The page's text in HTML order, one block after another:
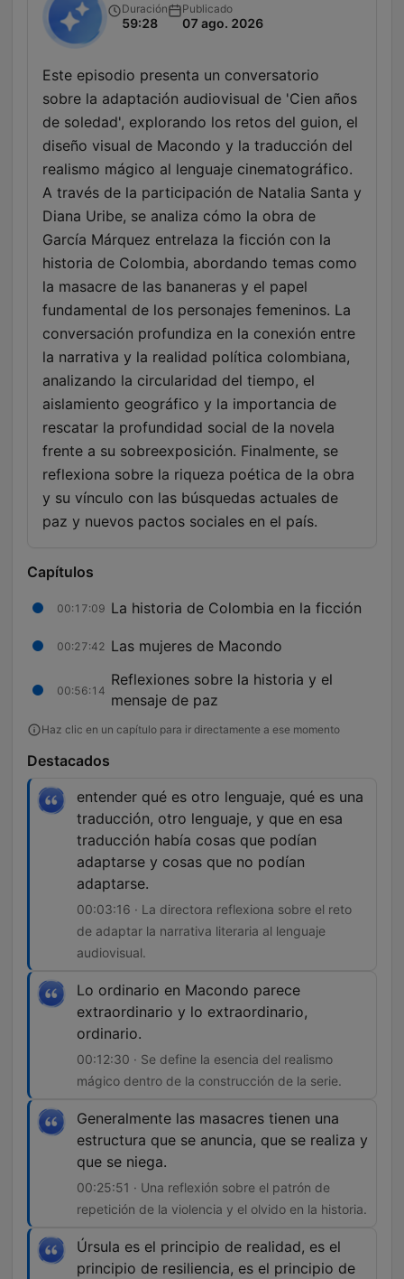
Duración
59:28
Publicado
07 ago. 2026
Este episodio presenta un conversatorio
sobre la adaptación audiovisual de 'Cien años
de soledad', explorando los retos del guion, el
diseño visual de Macondo y la traducción del
realismo mágico al lenguaje cinematográfico.
A través de la participación de Natalia Santa y
Diana Uribe, se analiza cómo la obra de
García Márquez entrelaza la ficción con la
historia de Colombia, abordando temas como
la masacre de las bananeras y el papel
fundamental de los personajes femeninos. La
conversación profundiza en la conexión entre
la narrativa y la realidad política colombiana,
analizando la circularidad del tiempo, el
aislamiento geográfico y la importancia de
rescatar la profundidad social de la novela
frente a su sobreexposición. Finalmente, se
reflexiona sobre la riqueza poética de la obra
y su vínculo con las búsquedas actuales de
paz y nuevos pactos sociales en el país.
Capítulos
00:17:09 La historia de Colombia en la ficción
00:27:42 Las mujeres de Macondo
00:56:14
Reflexiones sobre la historia y el
mensaje de paz
Haz clic en un capítulo para ir directamente a ese momento
Destacados
entender qué es otro lenguaje, qué es una
traducción, otro lenguaje, y que en esa
traducción había cosas que podían
adaptarse y cosas que no podían
adaptarse.
00:03:16 · La directora reflexiona sobre el reto
de adaptar la narrativa literaria al lenguaje
audiovisual.
Lo ordinario en Macondo parece
extraordinario y lo extraordinario,
ordinario.
00:12:30 · Se define la esencia del realismo
mágico dentro de la construcción de la serie.
Generalmente las masacres tienen una
estructura que se anuncia, que se realiza y
que se niega.
00:25:51 · Una reflexión sobre el patrón de
repetición de la violencia y el olvido en la historia.
Úrsula es el principio de realidad, es el
principio de resiliencia, es el principio de